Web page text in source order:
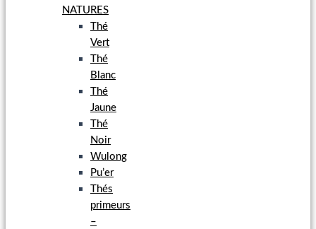
NATURES
Thé
Vert
Thé
Blanc
Thé
Jaune
Thé
Noir
Wulong
Pu’er
Thés
primeurs
–